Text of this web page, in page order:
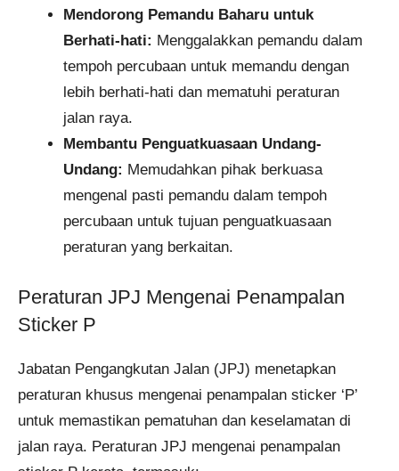
Mendorong Pemandu Baharu untuk
Berhati-hati: Menggalakkan pemandu dalam
tempoh percubaan untuk memandu dengan
lebih berhati-hati dan mematuhi peraturan
jalan raya.
Membantu Penguatkuasaan Undang-
Undang: Memudahkan pihak berkuasa
mengenal pasti pemandu dalam tempoh
percubaan untuk tujuan penguatkuasaan
peraturan yang berkaitan.
Peraturan JPJ Mengenai Penampalan
Sticker P
Jabatan Pengangkutan Jalan (JPJ) menetapkan
peraturan khusus mengenai penampalan sticker ‘P’
untuk memastikan pematuhan dan keselamatan di
jalan raya. Peraturan JPJ mengenai penampalan